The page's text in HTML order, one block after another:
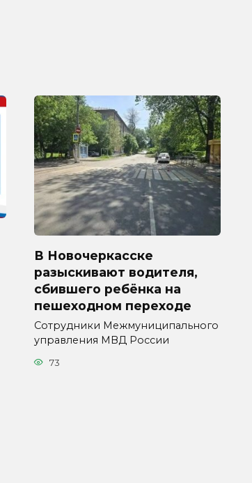
В Новочеркасске
разыскивают водителя,
сбившего ребёнка на
пешеходном переходе
Сотрудники Межмуниципального
управления МВД России
73